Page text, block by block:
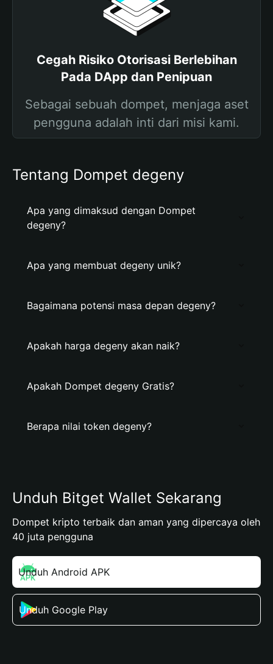
Cegah Risiko Otorisasi Berlebihan
Pada DApp dan Penipuan
Sebagai sebuah dompet, menjaga aset
pengguna adalah inti dari misi kami.
Tentang Dompet degeny
Apa yang dimaksud dengan Dompet
degeny?
Apa yang membuat degeny unik?
Bagaimana potensi masa depan degeny?
Apakah harga degeny akan naik?
Apakah Dompet degeny Gratis?
Berapa nilai token degeny?
Unduh Bitget Wallet Sekarang
Dompet kripto terbaik dan aman yang dipercaya oleh
40 juta pengguna
Unduh Android APK
Unduh Google Play